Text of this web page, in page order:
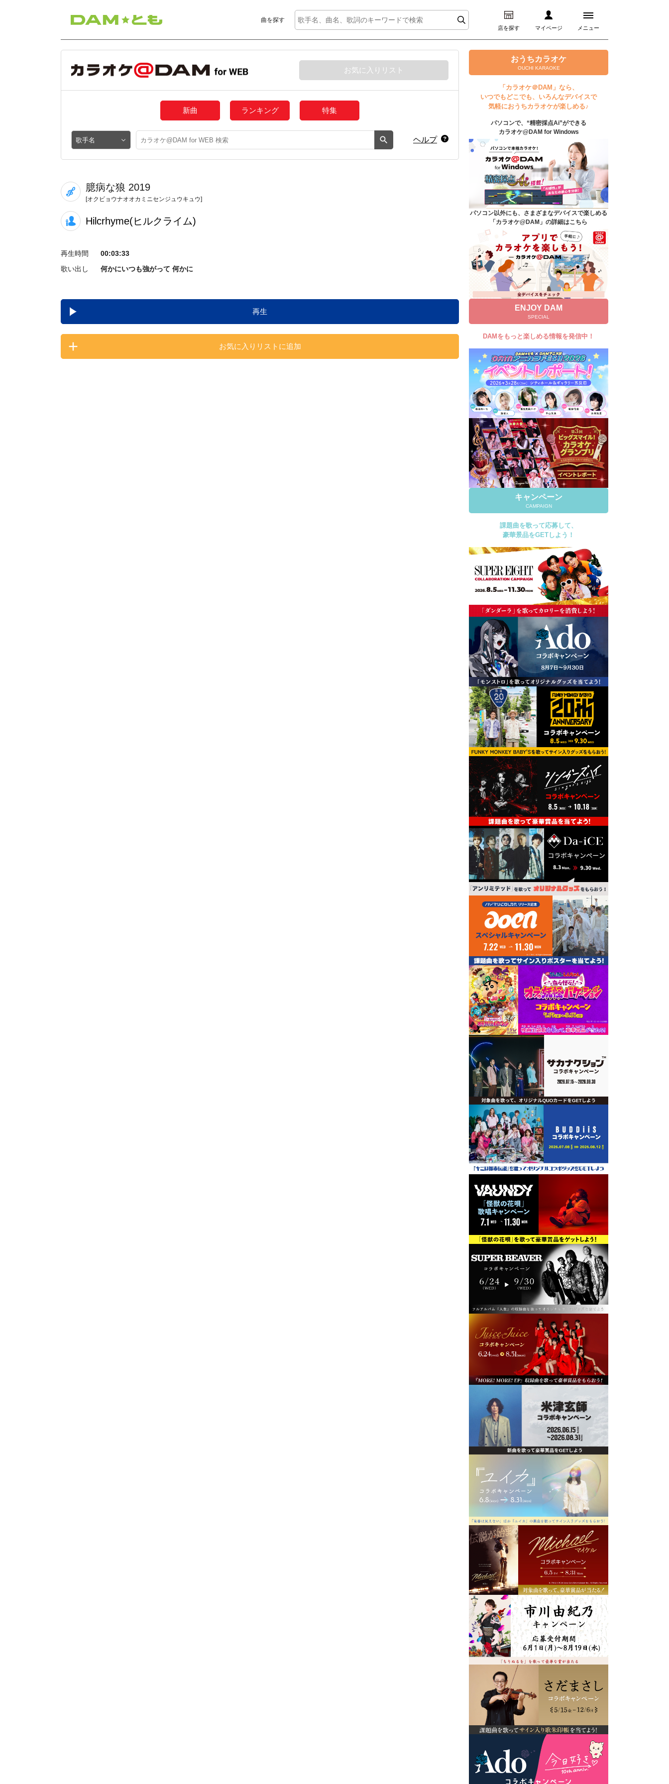
曲を探す
店を探す マイページ メニュー
ログイン
マイページ
プレミアムサービス
DAM★とも動画
DAM★とも録音
カラオケ＠DAM
ユーザー検索
キャンペーン
よくあるご質問
DAMの新曲・ランキングなど
カラオケ最新情報をチェック！
自宅でカラオケ歌い放題！
家族や友達と一緒に！練習にも！
お気に入りリスト
新曲 ランキング 特集
ヘルプ
臆病な狼 2019
[オクビョウナオオカミニセンジュウキュウ]
Hilcrhyme(ヒルクライム)
再生時間
00:03:33
歌い出し
何かにいつも強がって 何かに
再生
お気に入りリストに追加
おうちカラオケ
OUCHI KARAOKE
「カラオケ＠DAM」なら、
いつでもどこでも、いろんなデバイスで
気軽におうちカラオケが楽しめる♪
パソコンで、“精密採点Ai”ができる
カラオケ@DAM for Windows
パソコン以外にも、さまざまなデバイスで楽しめる
「カラオケ@DAM」の詳細はこちら
ENJOY DAM
SPECIAL
DAMをもっと楽しめる情報を発信中！
キャンペーン
CAMPAIGN
課題曲を歌って応募して、
豪華景品をGETしよう！